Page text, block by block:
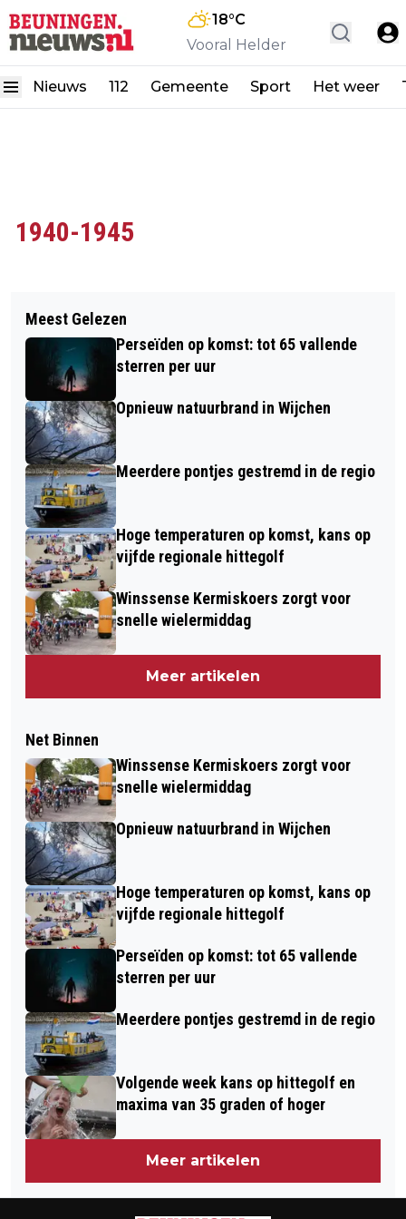
18°C
Vooral Helder
Nieuws 112 Gemeente Sport Het weer
1940-1945
Meest Gelezen
Perseïden op komst: tot 65 vallende
sterren per uur
Opnieuw natuurbrand in Wijchen
Meerdere pontjes gestremd in de regio
Hoge temperaturen op komst, kans op
vijfde regionale hittegolf
Winssense Kermiskoers zorgt voor
snelle wielermiddag
Meer artikelen
Net Binnen
Winssense Kermiskoers zorgt voor
snelle wielermiddag
Opnieuw natuurbrand in Wijchen
Hoge temperaturen op komst, kans op
vijfde regionale hittegolf
Perseïden op komst: tot 65 vallende
sterren per uur
Meerdere pontjes gestremd in de regio
Volgende week kans op hittegolf en
maxima van 35 graden of hoger
Meer artikelen